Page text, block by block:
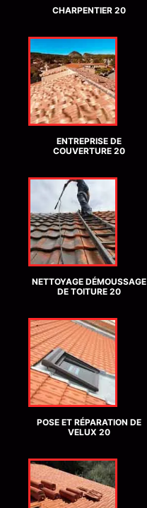
CHARPENTIER 20
ENTREPRISE DE
COUVERTURE 20
NETTOYAGE DÉMOUSSAGE
DE TOITURE 20
POSE ET RÉPARATION DE
VELUX 20